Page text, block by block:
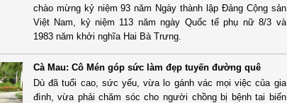
chào mừng kỷ niệm 93 năm Ngày thành lập Đảng Cộng sản
Việt Nam, kỷ niệm 113 năm ngày Quốc tế phụ nữ 8/3 và
1983 năm khởi nghĩa Hai Bà Trưng.
Cà Mau: Cô Mén góp sức làm đẹp tuyến đường quê
Dù đã tuổi cao, sức yếu, vừa lo gánh vác mọi việc của gia
đình, vừa phải chăm sóc cho người chồng bị bệnh tai biến